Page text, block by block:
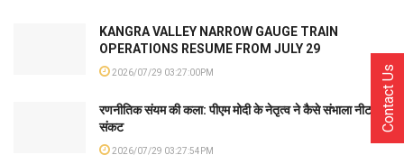
KANGRA VALLEY NARROW GAUGE TRAIN
OPERATIONS RESUME FROM JULY 29
2026/07/29 03:27:00PM
रणनीतिक संयम की कला: पीएम मोदी के नेतृत्व ने कैसे संभाला नीट
संकट
2026/07/29 03:27:54PM
Contact Us